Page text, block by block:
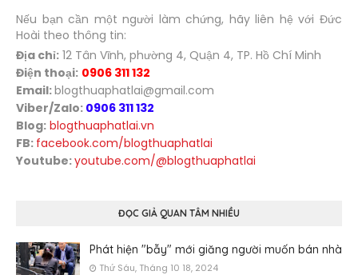
Nếu bạn cần một người làm chứng, hãy liên hệ với Đức
Hoài theo thông tin:
Địa chỉ: 12 Tân Vĩnh, phường 4, Quận 4, TP. Hồ Chí Minh
Điện thoại: 0906 311 132
Email:blogthuaphatlai@gmail.com
Viber/Zalo: 0906 311 132
Blog: blogthuaphatlai.vn
FB: facebook.com/blogthuaphatlai
Youtube:youtube.com/@blogthuaphatlai
ĐỌC GIẢ QUAN TÂM NHIỀU
Phát hiện "bẫy" mới giăng người muốn bán nhà
Thứ Sáu, Tháng 10 18, 2024